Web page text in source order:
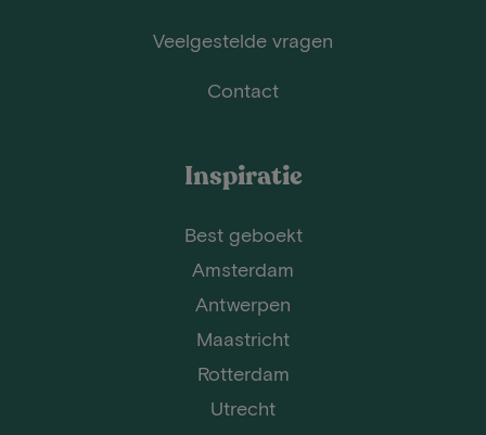
Veelgestelde vragen
Contact
Inspiratie
Best geboekt
Amsterdam
Antwerpen
Maastricht
Rotterdam
Utrecht